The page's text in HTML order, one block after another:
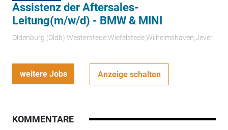
Assistenz der Aftersales-
Leitung(m/w/d) - BMW & MINI
Oldenburg (Oldb);Westerstede;Wiefelstede;Wilhelmshaven;Jever
weitere Jobs Anzeige schalten
KOMMENTARE